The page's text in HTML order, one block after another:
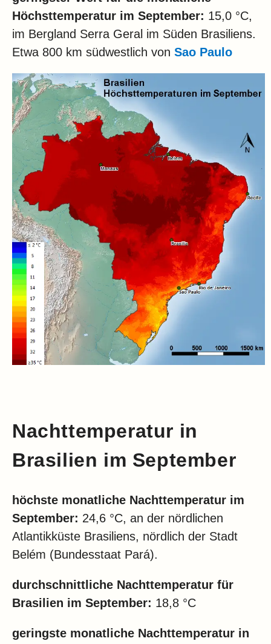
Höchsttemperatur im September: 15,0 °C,
im Bergland Serra Geral im Süden Brasiliens.
Etwa 800 km südwestlich von Sao Paulo
Nachttemperatur in
Brasilien im September
höchste monatliche Nachttemperatur im
September: 24,6 °C, an der nördlichen
Atlantikküste Brasiliens, nördlich der Stadt
Belém (Bundesstaat Pará).
durchschnittliche Nachttemperatur für
Brasilien im September: 18,8 °C
geringste monatliche Nachttemperatur in